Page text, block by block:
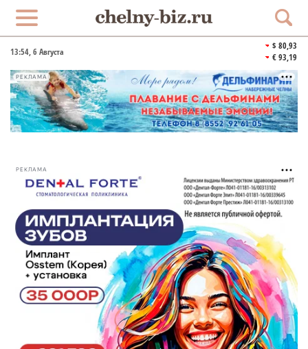
13:54, 6 Августа
$ 80,93
€ 93,19
РЕКЛАМА
РЕКЛАМА